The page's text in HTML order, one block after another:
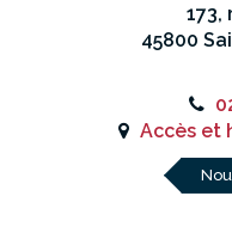
173,
45800
Accès et